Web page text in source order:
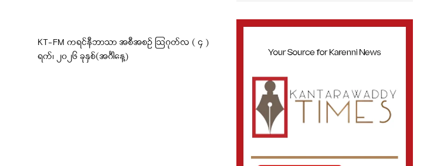
KT-FM ကရင်နီဘာသာ အစီအစဉ် ဩဂုတ်လ ( ၄ )
ရက်၊ ၂၀၂၆ ခုနှစ်(အင်္ဂါနေ့)